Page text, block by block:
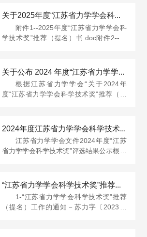
关于2025年度“江苏省力学学会科学技术奖” 推荐（提名）工作的通···
附件1--2025年度“江苏省力学学会科
学技术奖”推荐（提名）书.doc附件2--江
关于公布 2024 年度“江苏省力学学会科学技术奖” 评审结果的通知···
根据江苏省力学学会“关于2024年
度“江苏省力学学会科学技术奖”推荐（提
2024年度江苏省力学学会科学技术奖评选结果公示
江苏省力学学会文件2024年度“江苏
省力学学会科学技术奖”评选结果公示根据
“江苏省力学学会科学技术奖”推荐（提名）工作的通知－苏力字〔···
1-“江苏省力学学会科学技术奖”推荐
（提名）工作的通知－苏力字〔2023〕